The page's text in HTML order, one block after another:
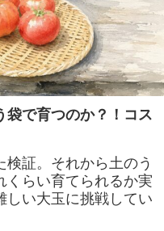
袋で育つのか？！コス
証。それから土のう
くらい育てられるか実
しい大玉に挑戦してい